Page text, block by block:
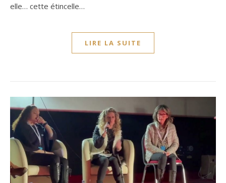
elle… cette étincelle…
LIRE LA SUITE